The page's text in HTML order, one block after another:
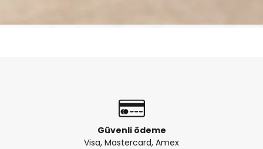
Güvenli ödeme
Visa, Mastercard, Amex